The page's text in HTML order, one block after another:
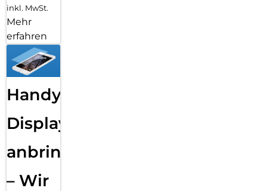
inkl. MwSt.
Mehr
erfahren
Handy
Displayfolie
anbringen
– Wir